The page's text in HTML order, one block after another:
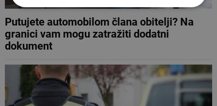
Putujete automobilom člana obitelji? Na
granici vam mogu zatražiti dodatni
dokument